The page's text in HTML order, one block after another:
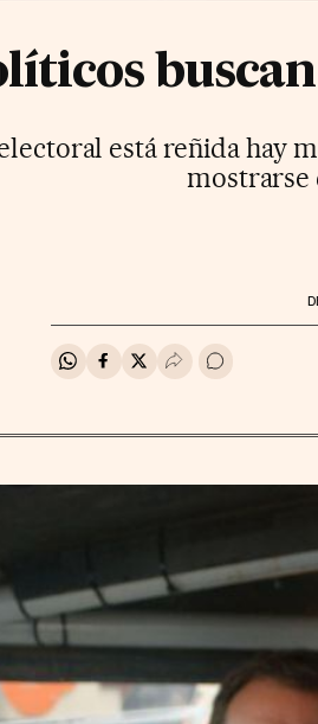
está reñida hay
mostrarse
Compartir en Whatsapp
Compartir en Facebook
Compartir en Twitter
Desplegar Redes
Ir a los